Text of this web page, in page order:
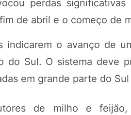
perdas significativas
de abril e o começo de
indicarem o avanço de
do Sul. O sistema deve
em grande parte do Sul
de milho e feijão,